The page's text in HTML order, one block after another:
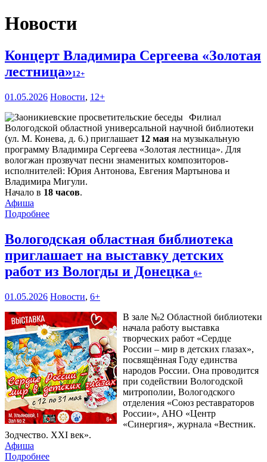
Новости
Концерт Владимира Сергеева «Золотая
лестница»12+
01.05.2026 Новости, 12+
Филиал
Вологодской областной универсальной научной библиотеки
(ул. М. Конева, д. 6.) приглашает 12 мая на музыкальную
программу Владимира Сергеева «Золотая лестница». Для
вологжан прозвучат песни знаменитых композиторов-
исполнителей: Юрия Антонова, Евгения Мартынова и
Владимира Мигули.
Начало в 18 часов.
Афиша
Подробнее
Вологодская областная библиотека
приглашает на выставку детских
работ из Вологды и Донецка 6+
01.05.2026 Новости, 6+
В зале №2 Областной библиотеки
начала работу выставка
творческих работ «Сердце
России – мир в детских глазах»,
посвящённая Году единства
народов России. Она проводится
при содействии Вологодской
митрополии, Вологодского
отделения «Союз реставраторов
России», АНО «Центр
«Синергия», журнала «Вестник.
Зодчество. XXI век».
Афиша
Подробнее